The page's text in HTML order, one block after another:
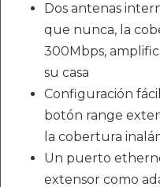
Dos antenas
que nunca, la
300Mbps,
su casa
Configuración
botón range
la cobertura
Un puerto
extensor como